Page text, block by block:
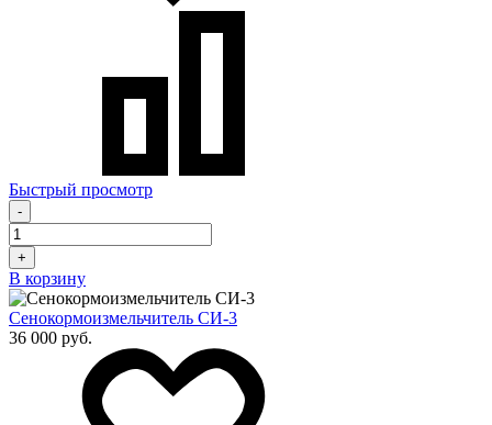
Быстрый просмотр
-
+
В корзину
Сенокормоизмельчитель СИ-3
36 000 руб.